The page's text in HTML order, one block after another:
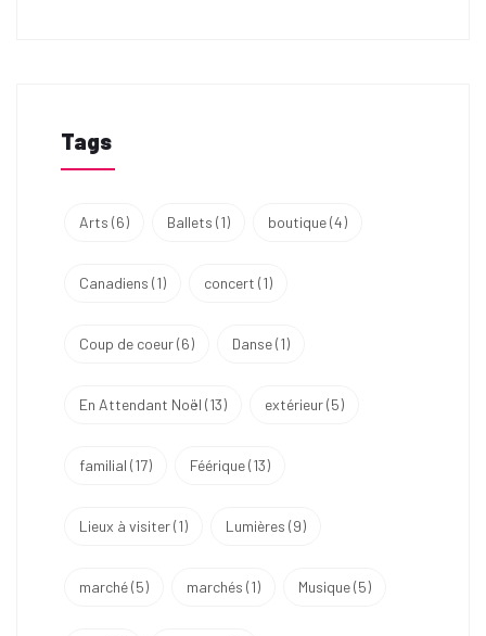
Tags
Arts (6) Ballets (1) boutique(4)
Canadiens (1) concert (1)
Coup de coeur(6) Danse(1)
En Attendant Noël (13) extérieur(5)
familial (17) Féérique(13)
Lieux à visiter(1) Lumières (9)
marché(5) marchés (1) Musique(5)